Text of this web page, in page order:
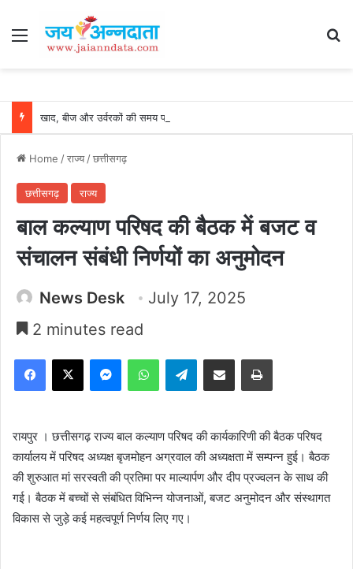
Menu
Home /राज्य/छत्तीसगढ़
छत्तीसगढ़ राज्य
बाल कल्याण परिषद की बैठक में बजट व
संचालन संबंधी निर्णयों का अनुमोदन
News Desk
July 17, 2025
2 minutes read
Facebook
X MessengerWhatsAppTelegramShare via Email Print
रायपुर । छत्तीसगढ़ राज्य बाल कल्याण परिषद की कार्यकारिणी की बैठक परिषद
कार्यालय में परिषद अध्यक्ष बृजमोहन अग्रवाल की अध्यक्षता में सम्पन्न हुई। बैठक
की शुरुआत मां सरस्वती की प्रतिमा पर माल्यार्पण और दीप प्रज्वलन के साथ की
गई। बैठक में बच्चों से संबंधित विभिन्न योजनाओं, बजट अनुमोदन और संस्थागत
विकास से जुड़े कई महत्वपूर्ण निर्णय लिए गए।